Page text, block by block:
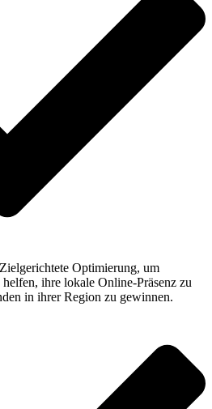
Optimierung, um
ihre lokale Online-Präsenz zu
in ihrer Region zu gewinnen.